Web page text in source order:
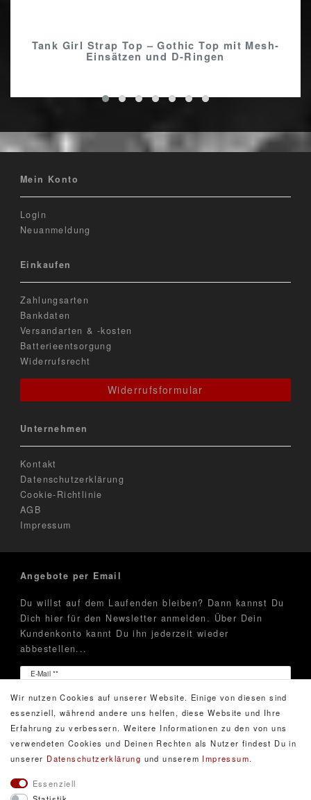
Tank Girl Strap Top – Gothic Top mit Mesh-
Einsätzen und D-Ringen
Mein Konto
Login
Neuanmeldung
Einkaufen
Zahlungsarten
Bankdaten
Versandarten & -kosten
Batterieentsorgung
Widerrufsrecht
Widerrufsformular
Unternehmen
Kontakt
Datenschutzerklärung
Cookie-Richtlinie
AGB
Impressum
Angebote per Email
Du willst auf dem Laufenden bleiben? Dann kannst Du
Dich hier für den Newsletter anmelden. Über Dein
Kundenkonto kannt Du ihn jederzeit wieder
abbestellen...
E-Mail **
Newsletter
Hiermit bestätige ich, dass ich die
Daten­schutz­erklärung
gelesen habe. Meine Einwilligung kann ich jederzeit
widerrufen.**
Wir nutzen Cookies auf unserer Website. Einige von diesen sind
essenziell, während andere uns helfen, diese Website und Ihre
Erfahrung zu verbessern. Weitere Informationen zu den von uns
verwendeten Cookies und Deinen Rechten als Nutzer findest Du in
unserer Daten­schutz­erklärung und unserem Impressum.
Essenziell